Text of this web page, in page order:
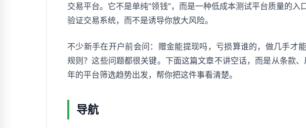
交易平台。它不是单纯“领钱”，而是一种低成本测试平台质量的
验证交易系统，而不是诱导你放大风险。
不少新手在开户前会问：赠金能提现吗，亏损算谁的，做几手才
规则？这些问题都很关键。下面这篇文章不讲空话，而是从条款
年的平台筛选趋势出发，帮你把这件事看清楚。
导航